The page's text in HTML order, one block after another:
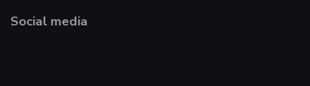
Social media